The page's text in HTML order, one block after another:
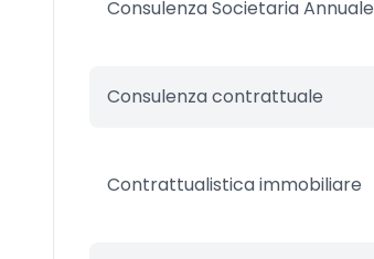
Consulenza Societaria Annuale
Consulenza contrattuale
Contrattualistica immobiliare